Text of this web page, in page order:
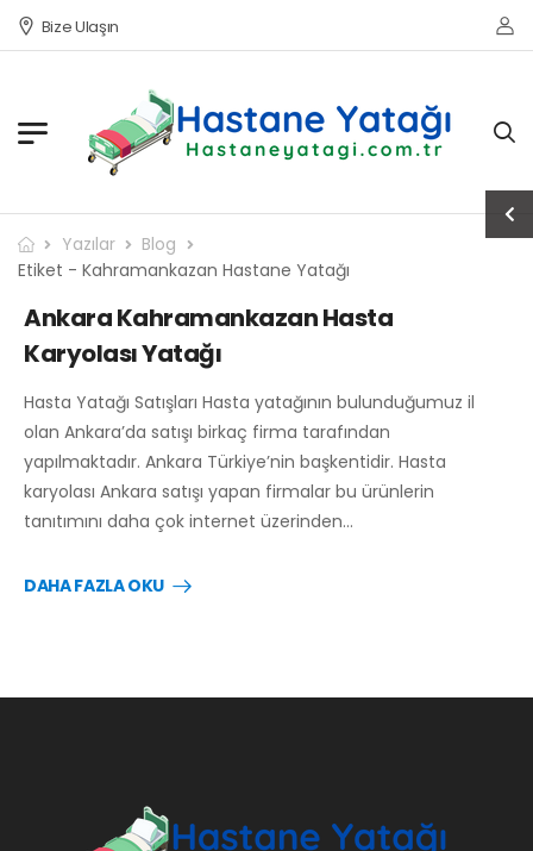
Bize Ulaşın
Yazılar
Blog
Etiket - Kahramankazan Hastane Yatağı
Ankara Kahramankazan Hasta
Karyolası Yatağı
Hasta Yatağı Satışları Hasta yatağının bulunduğumuz il
olan Ankara’da satışı birkaç firma tarafından
yapılmaktadır. Ankara Türkiye’nin başkentidir. Hasta
karyolası Ankara satışı yapan firmalar bu ürünlerin
tanıtımını daha çok internet üzerinden…
DAHA FAZLA OKU